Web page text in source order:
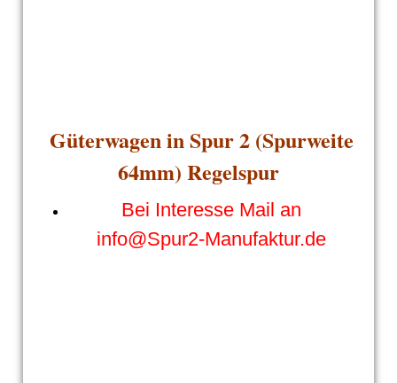
Güterwagen in Spur 2 (Spurweite
64mm) Regelspur
Bei Interesse Mail an
info@Spur2-Manufaktur.de